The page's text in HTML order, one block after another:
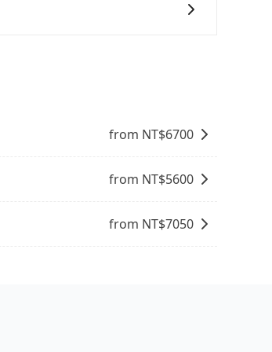
from NT$6700
from NT$5600
from NT$7050